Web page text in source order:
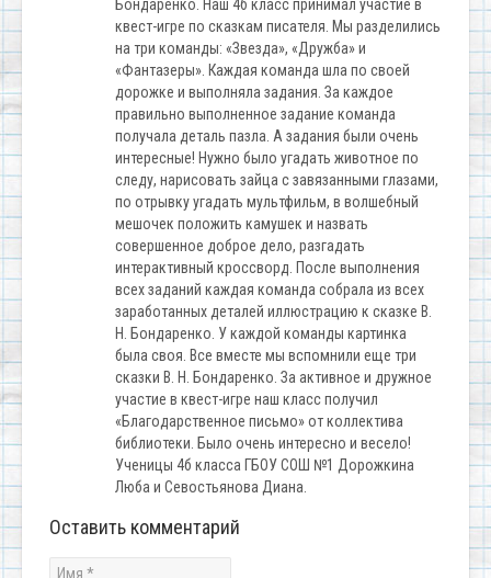
Бондаренко. Наш 4б класс принимал участие в
квест-игре по сказкам писателя. Мы разделились
на три команды: «Звезда», «Дружба» и
«Фантазеры». Каждая команда шла по своей
дорожке и выполняла задания. За каждое
правильно выполненное задание команда
получала деталь пазла. А задания были очень
интересные! Нужно было угадать животное по
следу, нарисовать зайца с завязанными глазами,
по отрывку угадать мультфильм, в волшебный
мешочек положить камушек и назвать
совершенное доброе дело, разгадать
интерактивный кроссворд. После выполнения
всех заданий каждая команда собрала из всех
заработанных деталей иллюстрацию к сказке В.
Н. Бондаренко. У каждой команды картинка
была своя. Все вместе мы вспомнили еще три
сказки В. Н. Бондаренко. За активное и дружное
участие в квест-игре наш класс получил
«Благодарственное письмо» от коллектива
библиотеки. Было очень интересно и весело!
Ученицы 4б класса ГБОУ СОШ №1 Дорожкина
Люба и Севостьянова Диана.
Оставить комментарий